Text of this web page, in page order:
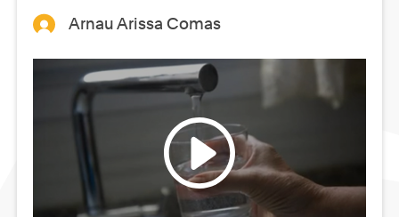
Arnau Arissa Comas